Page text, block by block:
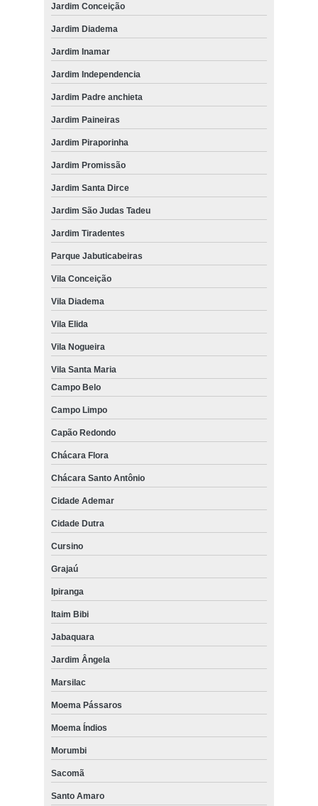
Jardim Conceição
Jardim Diadema
Jardim Inamar
Jardim Independencia
Jardim Padre anchieta
Jardim Paineiras
Jardim Piraporinha
Jardim Promissão
Jardim Santa Dirce
Jardim São Judas Tadeu
Jardim Tiradentes
Parque Jabuticabeiras
Vila Conceição
Vila Diadema
Vila Elida
Vila Nogueira
Vila Santa Maria
Campo Belo
Campo Limpo
Capão Redondo
Chácara Flora
Chácara Santo Antônio
Cidade Ademar
Cidade Dutra
Cursino
Grajaú
Ipiranga
Itaim Bibi
Jabaquara
Jardim Ângela
Marsilac
Moema Pássaros
Moema Índios
Morumbi
Sacomã
Santo Amaro